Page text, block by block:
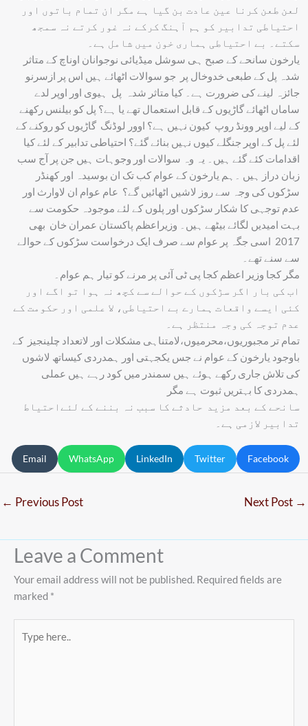
لعن طعن کرنا عین عادت بن گیا ہے مگر ان تمام باتوں اور
احتیاطی تدابیر کو ہم آہنگ کرکے نہ غور کرتے نہ سمجھ
سکتے۔ بے احتیاطی ہماری خون میں شامل ہے۔
یارخون سانحے کے صبح ہی سوشل میڈیائی نوجوانان اوناچ کے متاثر
شدہ پل کے طبعی خدوخال پر جو سوالات اٹھائے ہیں اس پر ازسرنو
جائزہ لینے کی ضرورت ہے۔ کیا متاثر شدہ پل ہیوی اور اوپر لدے
ساماں اٹھائے گاڑیوں کے قابل استعمال تھے یا ہے؟ پل کو بیلنس رکھنے
کے لیے اوپر وونڈ روپ کیون نہیں ہے؟ اوور لوڈنگ گاڑیوں کو روکنے کے
لئے پل کے اوپر جنگلے کیوں نہیں بنائے گئے؟ احتیاطی تدابیر کے لئے کیا
اقدامات کئے گئے ہیں۔ یہ وہ سوالات اور وجوہات ہیں جن پر آج سب
زبان دراز ہیں ۔ہم یارخون کے عوام کب تک ان بوسیدہ اور کھنڈر
سڑکوں کی وجہ سے روز لاشیں اٹھائیں گے؟ عام عوام ان لاوارث اور
عدم توجہی کا شکار سڑکوں اور پلوں کے لئے موجودہ حکومت سے
بہت امیدیں لگائے بیٹھے ہیں۔ وزیراعظم پاکستان عمران خان بھی
2017 اسی جگہ پر عوام سے صرف ایک درخواست سڑکوں کے حوالے
سے سنے تھے۔
مگر کجا وزیر اعظم کجا پی ٹی آئی پر مرنے کو تیار ہم عوام۔
اب کی بار اگر سڑکوں کے حوالے سے کچھ نہ ہوا تو اگے اور
کئی ایسے واقعات ہمارے بے احتیاطی، لا علمی اور حکومت کے
عدم توجہ کی وجہ منتظر ہے۔
تمام تر مجبوریوں،محرمیوں،لامتناہی مشکلات اور لاتعداد چلینجیز کے
باوجود یارخون کے عوام نے جس یکجہتی اور ہمدردی کیساتھ لاشوں
کی تلاش جاری رکھے ہوئے ہیں سمندر میں کود رہے ہیں عملی
ہمدردی کا بہتریں ثبوت ہے مگر
سانحے کے بعد مزید حادثے کا سبب نہ بننے کے لئےاحتیاط
تدابیر لازمی ہے۔
Facebook
Twitter
LinkedIn
WhatsApp
Email
← Previous Post Next Post →
Leave a Comment
Your email address will not be published. Required fields are
marked *
here..